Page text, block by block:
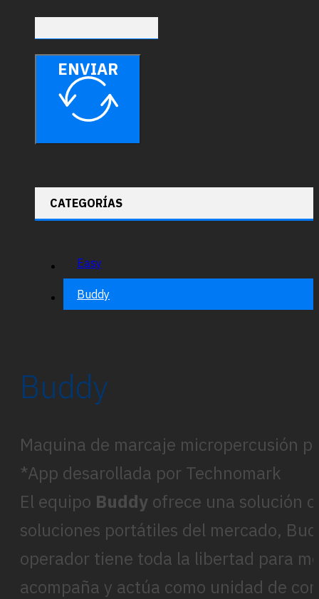
ENVIAR
CATEGORÍAS
Easy
Buddy
Buddy
Maquina de marcaje micropercusión
*App desarollada por Technomark
El equipo Buddy ofrece una solución
soluciones portátiles del mercado,
operador tiene toda la libertad para
acompaña y actúa como unidad de